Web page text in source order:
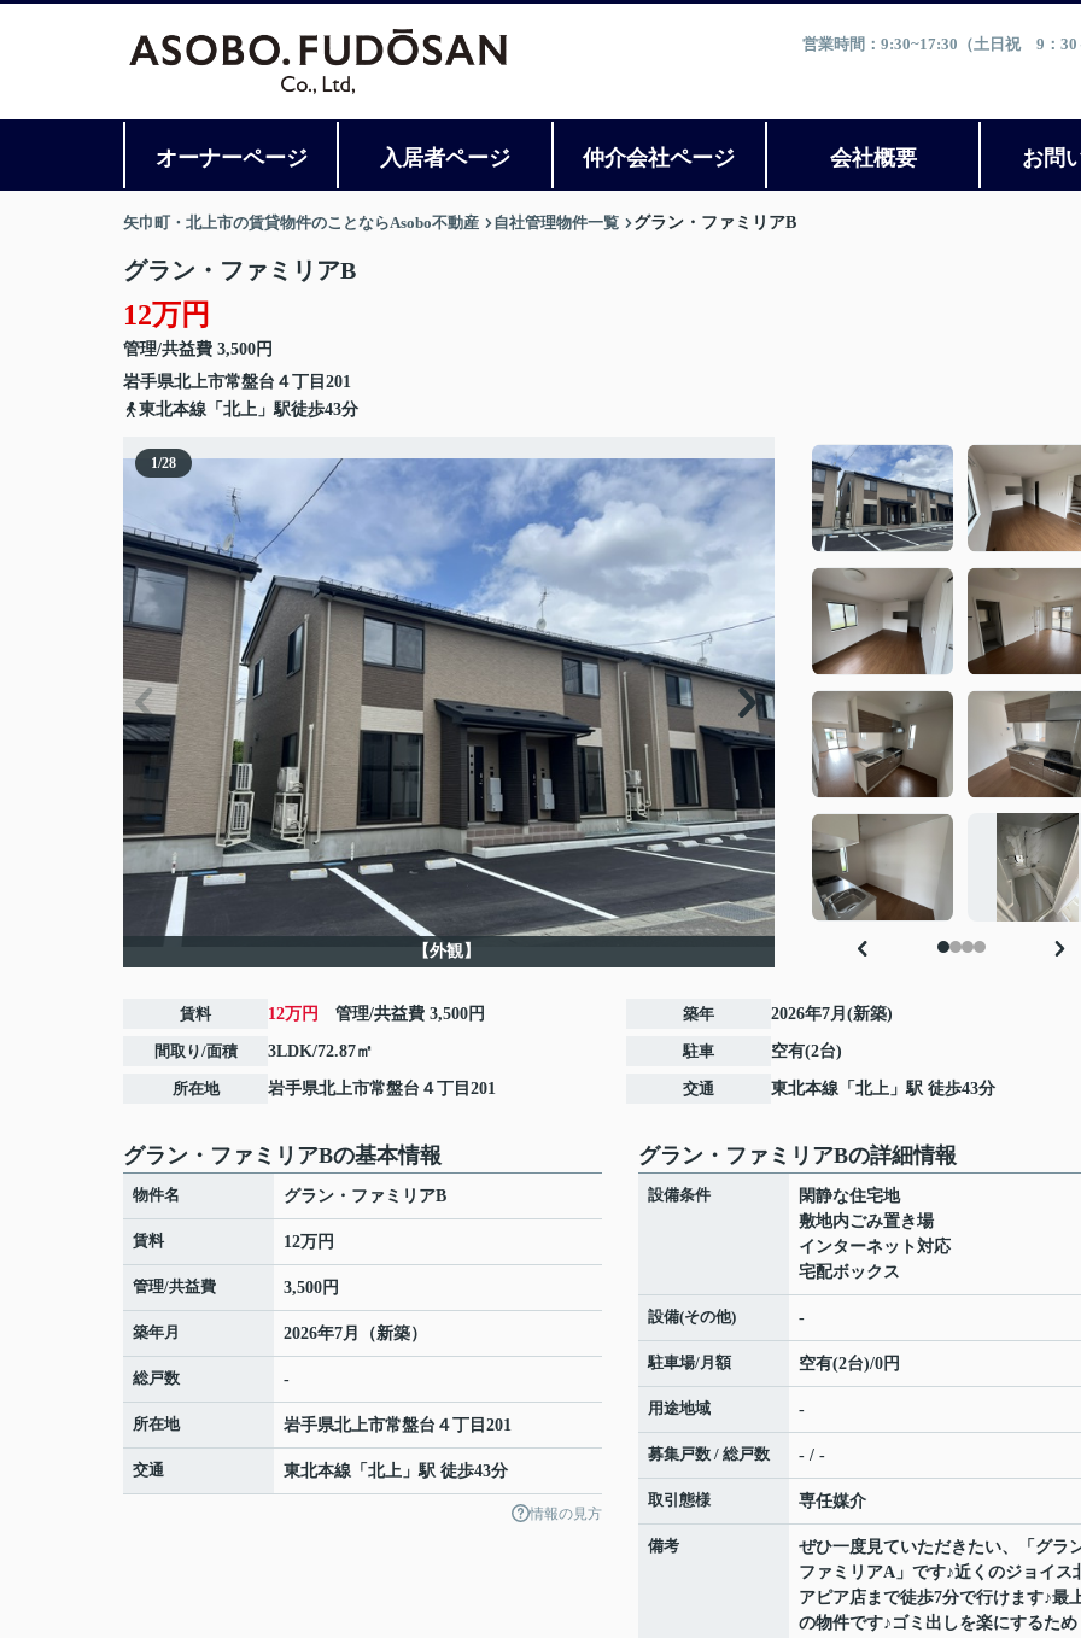
営業時間：9:30~17:30（土日祝 9：
オーナーページ 入居者ページ 仲介会社ページ 会社概要 お問
矢巾町・北上市の賃貸物件のことならAsobo不動産 自社管理物件一覧 グラン・ファミリアB
グラン・ファミリアB
12万円
管理/共益費 3,500円
岩手県北上市常盤台 ４丁目201
東北本線「北上」駅徒歩43分
1/28
【外観】
賃料 12万円 管理/共益費 3,500円
間取り/面積 3LDK/72.87㎡
所在地 岩手県北上市常盤台 ４丁目201
築年 2026年7月(新築)
駐車 空有(2台)
交通 東北本線 「 北上 」駅 徒歩43分
グラン・ファミリアBの基本情報
物件名 グラン・ファミリアB
賃料 12万円
管理/共益費 3,500円
築年月 2026年7月（新築）
総戸数 -
所在地 岩手県北上市常盤台 ４丁目201
交通 東北本線 「 北上 」駅 徒歩43分
情報の見方
グラン・ファミリアBの詳細情報
設備条件
閑静な住宅地
敷地内ごみ置き場
インターネット対応
宅配ボックス
設備(その他) -
駐車場/月額 空有(2台)/0円
用途地域 -
募集戸数 / 総戸数 - / -
取引態様 専任媒介
備考
ぜひ一度見ていただきたい、「グラ
ファミリアA」です♪近くのジョイス
アピア店まで徒歩7分で行けます♪最
の物件です♪ゴミ出しを楽にするため